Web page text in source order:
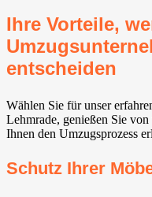
Ihre Vorteile,
entscheiden
Wählen Sie für unser
Lehmrade, genießen Sie
Ihnen den Umzugsprozess
Schutz Ihrer